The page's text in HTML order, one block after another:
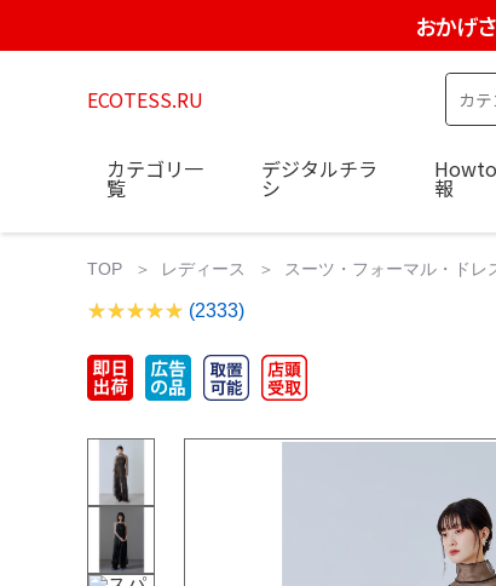
おかげ
ECOTESS.RU
カテゴリ一
覧
デジタルチラ
シ 報
TOP レディース スーツ・フォーマル・ドレ
(2333)